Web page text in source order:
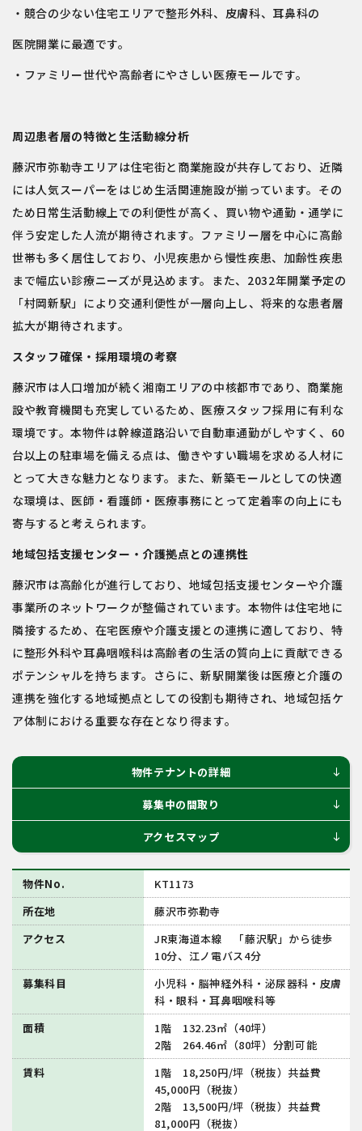
・競合の少ない住宅エリアで整形外科、⽪膚科、⽿⿐科の
医院開業に最適です。
・ファミリー世代や高齢者にやさしい医療モールです。
周辺患者層の特徴と生活動線分析
藤沢市弥勒寺エリアは住宅街と商業施設が共存しており、近隣
には人気スーパーをはじめ生活関連施設が揃っています。その
ため日常生活動線上での利便性が高く、買い物や通勤・通学に
伴う安定した人流が期待されます。ファミリー層を中心に高齢
世帯も多く居住しており、小児疾患から慢性疾患、加齢性疾患
まで幅広い診療ニーズが見込めます。また、2032年開業予定の
「村岡新駅」により交通利便性が一層向上し、将来的な患者層
拡大が期待されます。
スタッフ確保・採用環境の考察
藤沢市は人口増加が続く湘南エリアの中核都市であり、商業施
設や教育機関も充実しているため、医療スタッフ採用に有利な
環境です。本物件は幹線道路沿いで自動車通勤がしやすく、60
台以上の駐車場を備える点は、働きやすい職場を求める人材に
とって大きな魅力となります。また、新築モールとしての快適
な環境は、医師・看護師・医療事務にとって定着率の向上にも
寄与すると考えられます。
地域包括支援センター・介護拠点との連携性
藤沢市は高齢化が進行しており、地域包括支援センターや介護
事業所のネットワークが整備されています。本物件は住宅地に
隣接するため、在宅医療や介護支援との連携に適しており、特
に整形外科や耳鼻咽喉科は高齢者の生活の質向上に貢献できる
ポテンシャルを持ちます。さらに、新駅開業後は医療と介護の
連携を強化する地域拠点としての役割も期待され、地域包括ケ
ア体制における重要な存在となり得ます。
物件テナントの詳細 south
募集中の間取り south
アクセスマップ south
物件No.
KT1173
所在地
藤沢市弥勒寺
アクセス
JR東海道本線 「藤沢駅」から徒歩
10分、江ノ電バス4分
募集科目
小児科・脳神経外科・泌尿器科・皮膚
科・眼科・耳鼻咽喉科等
面積
1階 132.23㎡（40坪）
2階 264.46㎡（80坪）分割可能
賃料
1階 18,250円/坪（税抜）共益費
45,000円（税抜）
2階 13,500円/坪（税抜）共益費
81,000円（税抜）